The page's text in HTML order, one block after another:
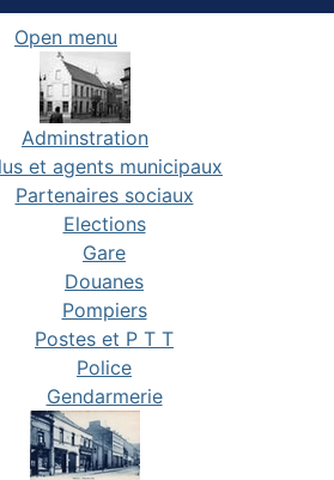
Open menu
Adminstration
et agents municipaux
Partenaires sociaux
Elections
Gare
Douanes
Pompiers
Postes et P T T
Police
Gendarmerie